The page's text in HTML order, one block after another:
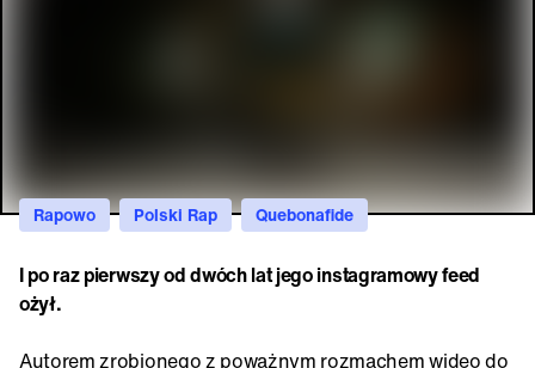
Rapowo Polski Rap Quebonafide
I po raz pierwszy od dwóch lat jego instagramowy feed
ożył.
Autorem zrobionego z poważnym rozmachem wideo do